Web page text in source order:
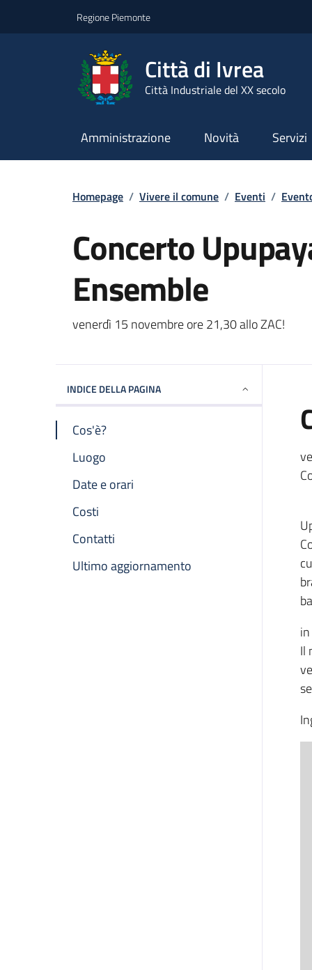
Regione Piemonte
Città di Ivrea
Città Industriale del XX secolo
Amministrazione Novità Servizi
Homepage / Vivere il comune / Eventi /
Concerto
Ensemble
Descrizione Breve
venerdì 15 novembre ore 21,30 allo ZAC!
INDICE DELLA PAGINA
Cos'è?
Luogo
Date e orari
Costi
Contatti
Ultimo aggiornamento
Il